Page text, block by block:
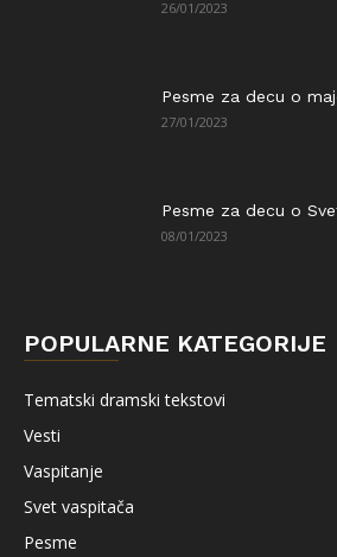
26/01/2023
Pesme za decu o
27/01/2023
Pesme za decu o
08/01/2023
POPULARNE KATEGORIJE
Tematski dramski tekstovi
Vesti
Vaspitanje
Svet vaspitača
Pesme